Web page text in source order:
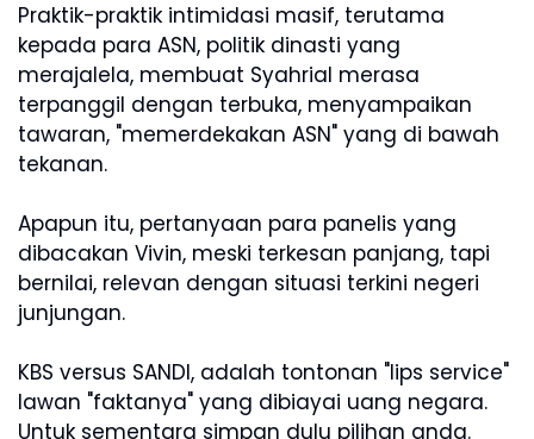
Praktik-praktik intimidasi masif, terutama
kepada para ASN, politik dinasti yang
merajalela, membuat Syahrial merasa
terpanggil dengan terbuka, menyampaikan
tawaran, "memerdekakan ASN" yang di bawah
tekanan.
Apapun itu, pertanyaan para panelis yang
dibacakan Vivin, meski terkesan panjang, tapi
bernilai, relevan dengan situasi terkini negeri
junjungan.
KBS versus SANDI, adalah tontonan "lips service"
lawan "faktanya" yang dibiayai uang negara.
Untuk sementara simpan dulu pilihan anda.